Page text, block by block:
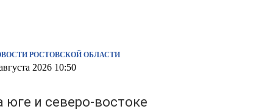
РОСТОВСКОЙ ОБЛАСТИ
2026 10:50
юге и северо-востоке